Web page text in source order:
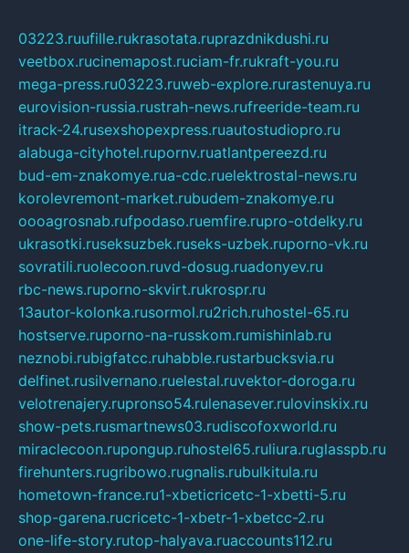
03223.ruufille.rukrasotata.ruprazdnikdushi.ru
veetbox.rucinemapost.ruciam-fr.rukraft-you.ru
mega-press.ru03223.ruweb-explore.rurastenuya.ru
eurovision-russia.rustrah-news.rufreeride-team.ru
itrack-24.rusexshopexpress.ruautostudiopro.ru
alabuga-cityhotel.rupornv.ruatlantpereezd.ru
bud-em-znakomye.rua-cdc.ruelektrostal-news.ru
korolevremont-market.rubudem-znakomye.ru
oooagrosnab.rufpodaso.ruemfire.rupro-otdelky.ru
ukrasotki.ruseksuzbek.ruseks-uzbek.ruporno-vk.ru
sovratili.ruolecoon.ruvd-dosug.ruadonyev.ru
rbc-news.ruporno-skvirt.rukrospr.ru
13autor-kolonka.rusormol.ru2rich.ruhostel-65.ru
hostserve.ruporno-na-russkom.rumishinlab.ru
neznobi.rubigfatcc.ruhabble.rustarbucksvia.ru
delfinet.rusilvernano.ruelestal.ruvektor-doroga.ru
velotrenajery.rupronso54.rulenasever.rulovinskix.ru
show-pets.rusmartnews03.rudiscofoxworld.ru
miraclecoon.rupongup.ruhostel65.ruliura.ruglasspb.ru
firehunters.rugribowo.rugnalis.rubulkitula.ru
hometown-france.ru1-xbeticricetc-1-xbetti-5.ru
shop-garena.rucricetc-1-xbetr-1-xbetcc-2.ru
one-life-story.rutop-halyava.ruaccounts112.ru